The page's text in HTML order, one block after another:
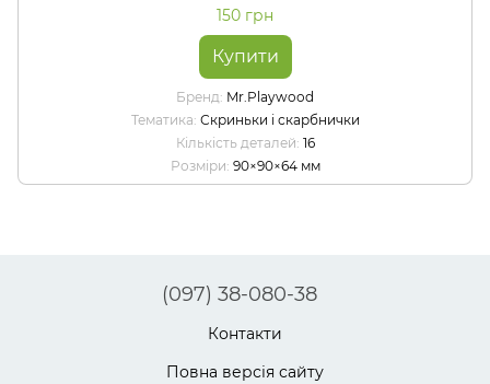
150 грн
Купити
Бренд Mr.Playwood
Тематика Скриньки і скарбнички
Кількість деталей 16
Розміри 90×90×64 мм
(097) 38-080-38
Контакти
Повна версія сайту